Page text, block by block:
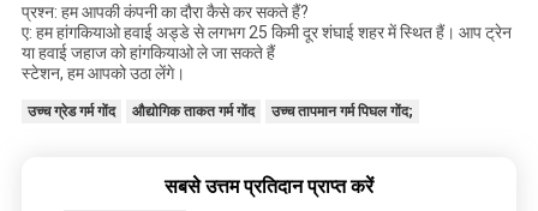
प्रश्न: हम आपकी कंपनी का दौरा कैसे कर सकते हैं?
ए: हम हांगकियाओ हवाई अड्डे से लगभग 25 किमी दूर शंघाई शहर में स्थित हैं। आप ट्रेन
या हवाई जहाज को हांगकियाओ ले जा सकते हैं
स्टेशन, हम आपको उठा लेंगे।
उच्च ग्रेड गर्म गोंद औद्योगिक ताकत गर्म गोंद उच्च तापमान गर्म पिघल गोंद;
सबसे उत्तम प्रतिदान प्राप्त करें